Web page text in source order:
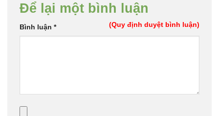
Để lại một bình luận
(Quy định duyệt bình luận)
Bình luận *